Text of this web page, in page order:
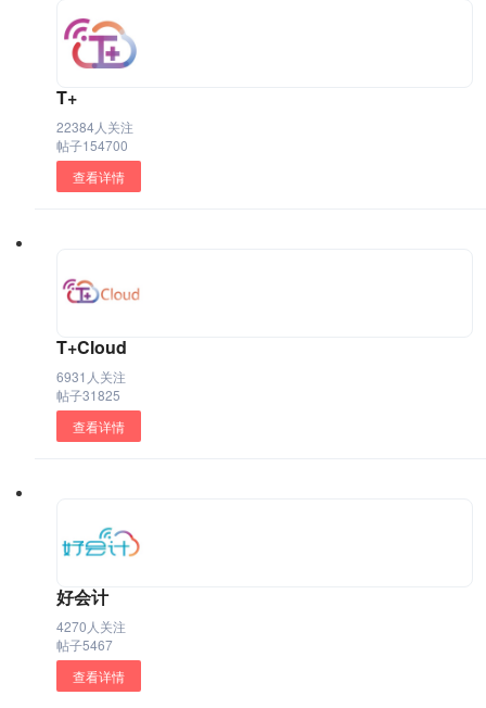
T+
22384人关注
帖子154700
查看详情
T+Cloud
6931人关注
帖子31825
查看详情
好会计
4270人关注
帖子5467
查看详情